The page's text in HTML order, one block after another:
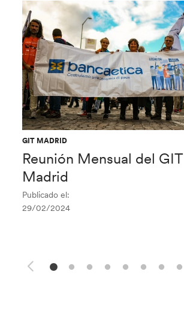
GIT MADRID
Reunión Mensual del GIT
Madrid
Publicado el:
29/02/2024